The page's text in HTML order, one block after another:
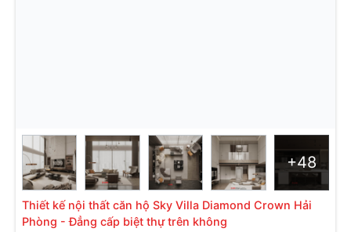
+48
Thiết kế nội thất căn hộ Sky Villa Diamond Crown Hải
Phòng - Đẳng cấp biệt thự trên không